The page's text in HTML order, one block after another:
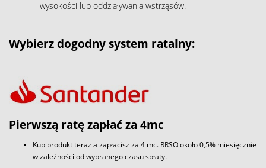
wysokości lub oddziaływania wstrząsów.
Wybierz dogodny system ratalny:
Pierwszą ratę zapłać za 4mc
Kup produkt teraz a zapłacisz za 4 mc. RRSO około 0,5% miesięcznie
w zależności od wybranego czasu spłaty.